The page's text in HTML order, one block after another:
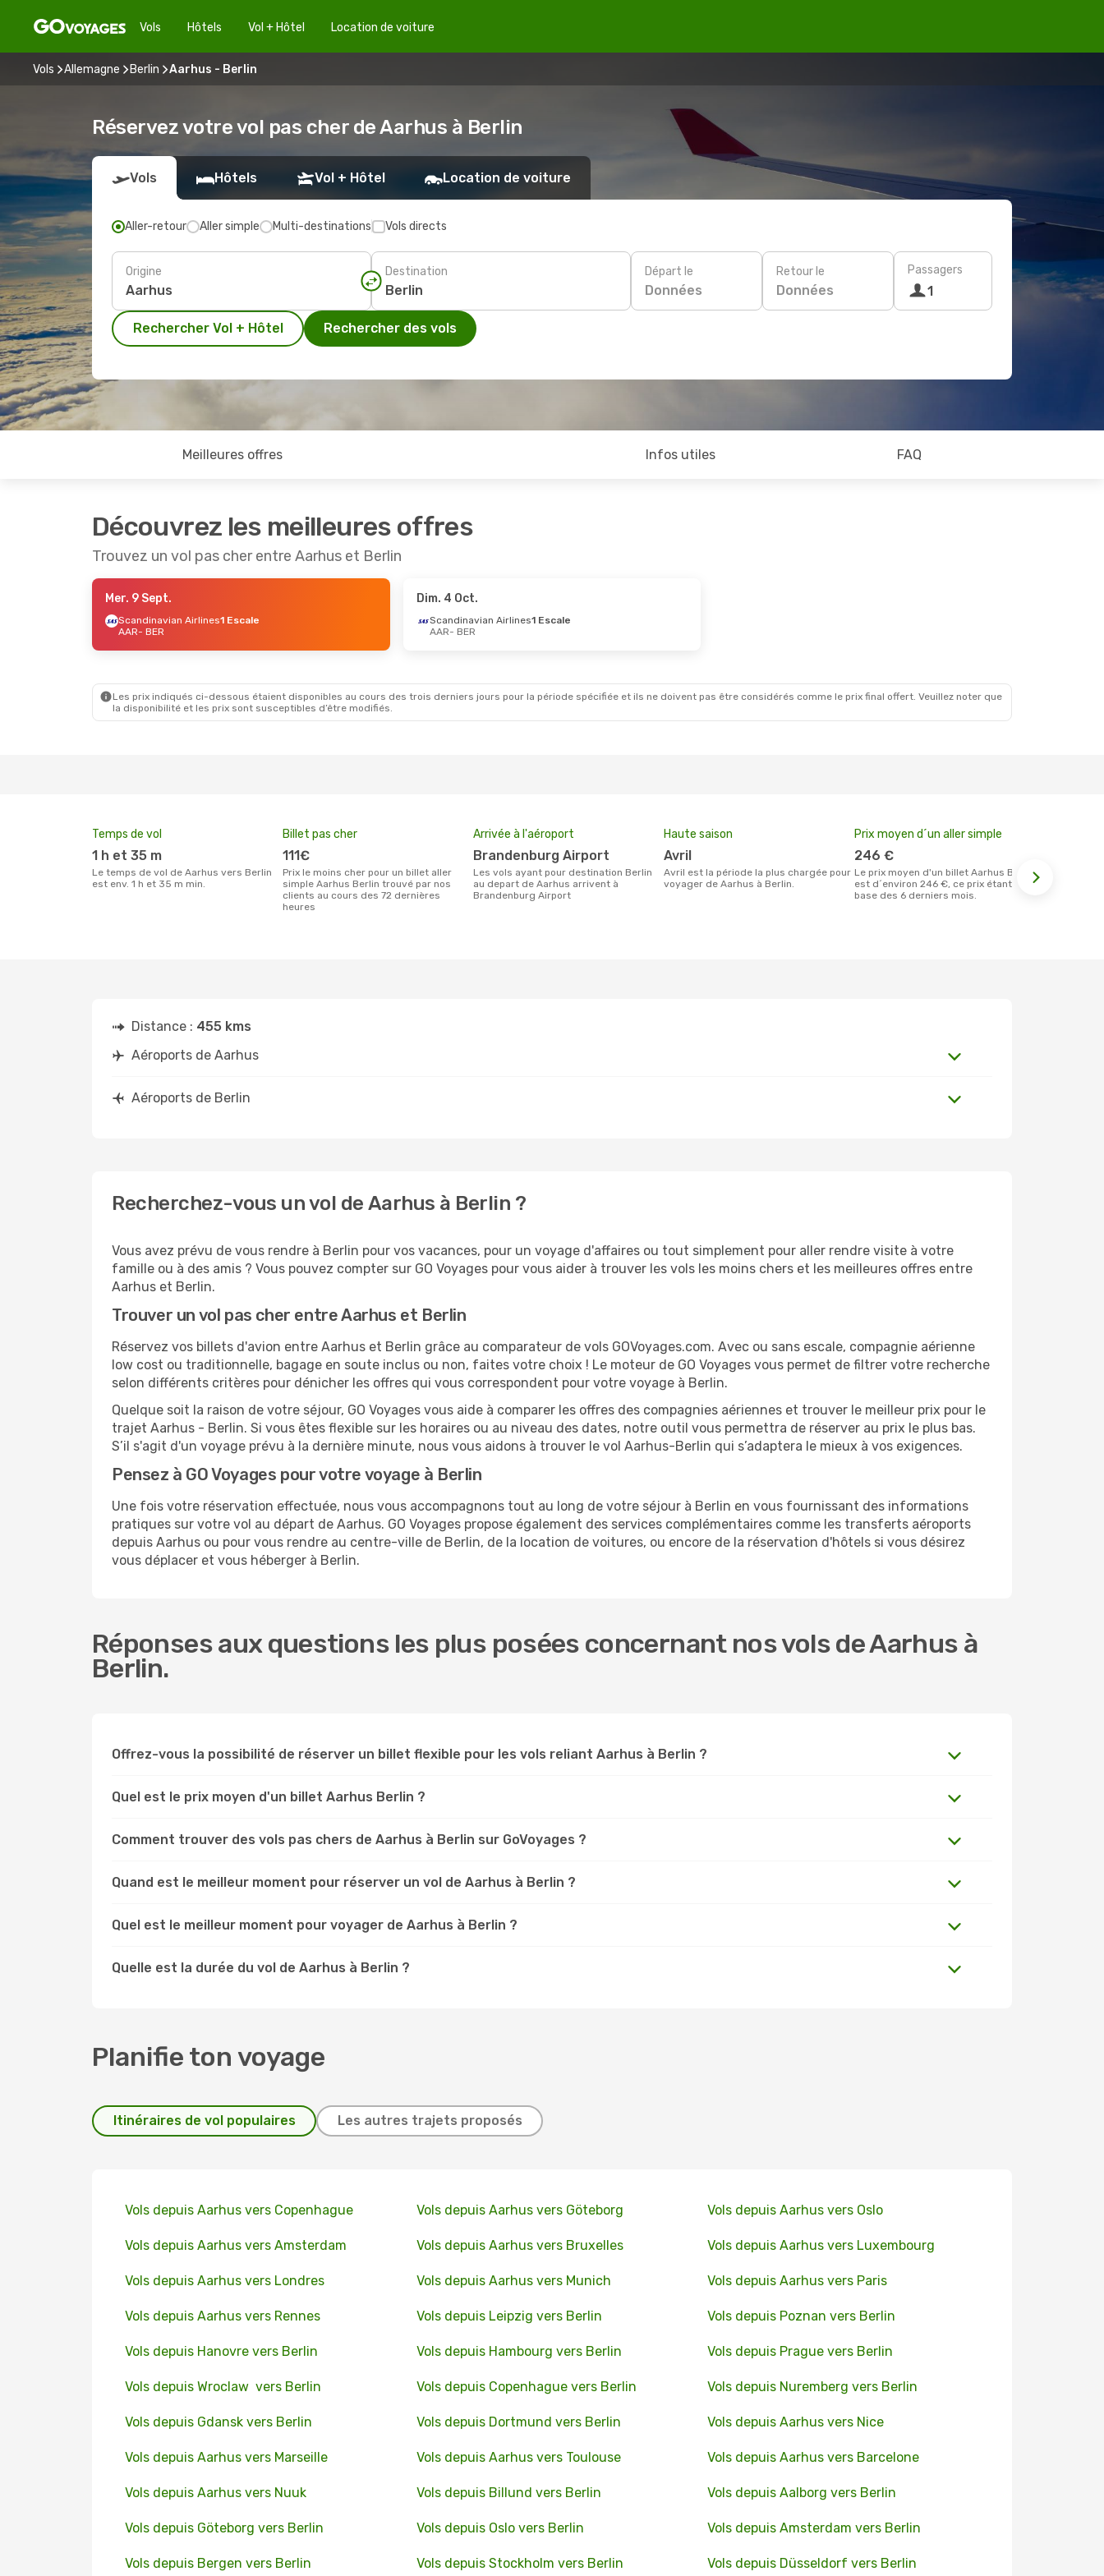
Vols Hôtels Vol + Hôtel Location de voiture
Vols Allemagne Berlin Aarhus - Berlin
Réservez votre vol pas cher de Aarhus à Berlin
Vols Hôtels Vol + Hôtel Location de voiture
Aller-retour Aller simple Multi-destinations Vols directs
Origine Destination Départ le
Données
Retour le
Données
Passagers
1
Rechercher Vol + Hôtel Rechercher des vols
Meilleures offres Infos utiles FAQ
Découvrez les meilleures offres
Trouvez un vol pas cher entre Aarhus et Berlin
Mer. 9 Sept.
Scandinavian Airlines1 Escale
AAR- BER
Dim. 4 Oct.
Scandinavian Airlines1 Escale
AAR- BER
Les prix indiqués ci-dessous étaient disponibles au cours des trois derniers jours pour la période spécifiée et ils ne doivent pas être considérés comme le prix final offert. Veuillez noter que
la disponibilité et les prix sont susceptibles d’être modifiés.
Temps de vol
1 h et 35 m
Le temps de vol de Aarhus vers Berlin
est env. 1 h et 35 m min.
Billet pas cher
111€
Prix le moins cher pour un billet aller
simple Aarhus Berlin trouvé par nos
clients au cours des 72 dernières
heures
Arrivée à l'aéroport
Brandenburg Airport
Les vols ayant pour destination Berlin
au depart de Aarhus arrivent à
Brandenburg Airport
Haute saison
avril
avril est la période la plus chargée pour
voyager de Aarhus à Berlin.
Prix moyen d´un aller simple
246 €
Le prix moyen d'un billet Aarhus Berlin
est d´environ 246 €, ce prix étant sur la
base des 6 derniers mois.
Distance : 455 kms
Aéroports de Aarhus
Aéroports de Berlin
Recherchez-vous un vol de Aarhus à Berlin ?
Vous avez prévu de vous rendre à Berlin pour vos vacances, pour un voyage d'affaires ou tout simplement pour aller rendre visite à votre
famille ou à des amis ? Vous pouvez compter sur GO Voyages pour vous aider à trouver les vols les moins chers et les meilleures offres entre
Aarhus et Berlin.
Trouver un vol pas cher entre Aarhus et Berlin
Réservez vos billets d'avion entre Aarhus et Berlin grâce au comparateur de vols GOVoyages.com. Avec ou sans escale, compagnie aérienne
low cost ou traditionnelle, bagage en soute inclus ou non, faites votre choix ! Le moteur de GO Voyages vous permet de filtrer votre recherche
selon différents critères pour dénicher les offres qui vous correspondent pour votre voyage à Berlin.
Quelque soit la raison de votre séjour, GO Voyages vous aide à comparer les offres des compagnies aériennes et trouver le meilleur prix pour le
trajet Aarhus - Berlin. Si vous êtes flexible sur les horaires ou au niveau des dates, notre outil vous permettra de réserver au prix le plus bas.
S’il s'agit d'un voyage prévu à la dernière minute, nous vous aidons à trouver le vol Aarhus-Berlin qui s’adaptera le mieux à vos exigences.
Pensez à GO Voyages pour votre voyage à Berlin
Une fois votre réservation effectuée, nous vous accompagnons tout au long de votre séjour à Berlin en vous fournissant des informations
pratiques sur votre vol au départ de Aarhus. GO Voyages propose également des services complémentaires comme les transferts aéroports
depuis Aarhus ou pour vous rendre au centre-ville de Berlin, de la location de voitures, ou encore de la réservation d'hôtels si vous désirez
vous déplacer et vous héberger à Berlin.
Réponses aux questions les plus posées concernant nos vols de Aarhus à
Berlin.
Offrez-vous la possibilité de réserver un billet flexible pour les vols reliant Aarhus à Berlin ?
Quel est le prix moyen d'un billet Aarhus Berlin ?
Comment trouver des vols pas chers de Aarhus à Berlin sur GoVoyages ?
Quand est le meilleur moment pour réserver un vol de Aarhus à Berlin ?
Quel est le meilleur moment pour voyager de Aarhus à Berlin ?
Quelle est la durée du vol de Aarhus à Berlin ?
Planifie ton voyage
Itinéraires de vol populaires Les autres trajets proposés
Vols depuis Aarhus vers Copenhague Vols depuis Aarhus vers Göteborg Vols depuis Aarhus vers Oslo
Vols depuis Aarhus vers Amsterdam Vols depuis Aarhus vers Bruxelles Vols depuis Aarhus vers Luxembourg
Vols depuis Aarhus vers Londres Vols depuis Aarhus vers Munich Vols depuis Aarhus vers Paris
Vols depuis Aarhus vers Rennes Vols depuis Leipzig vers Berlin Vols depuis Poznan vers Berlin
Vols depuis Hanovre vers Berlin Vols depuis Hambourg vers Berlin Vols depuis Prague vers Berlin
Vols depuis Wroclaw vers Berlin Vols depuis Copenhague vers Berlin Vols depuis Nuremberg vers Berlin
Vols depuis Gdansk vers Berlin Vols depuis Dortmund vers Berlin Vols depuis Aarhus vers Nice
Vols depuis Aarhus vers Marseille Vols depuis Aarhus vers Toulouse Vols depuis Aarhus vers Barcelone
Vols depuis Aarhus vers Nuuk Vols depuis Billund vers Berlin Vols depuis Aalborg vers Berlin
Vols depuis Göteborg vers Berlin Vols depuis Oslo vers Berlin Vols depuis Amsterdam vers Berlin
Vols depuis Bergen vers Berlin Vols depuis Stockholm vers Berlin Vols depuis Düsseldorf vers Berlin